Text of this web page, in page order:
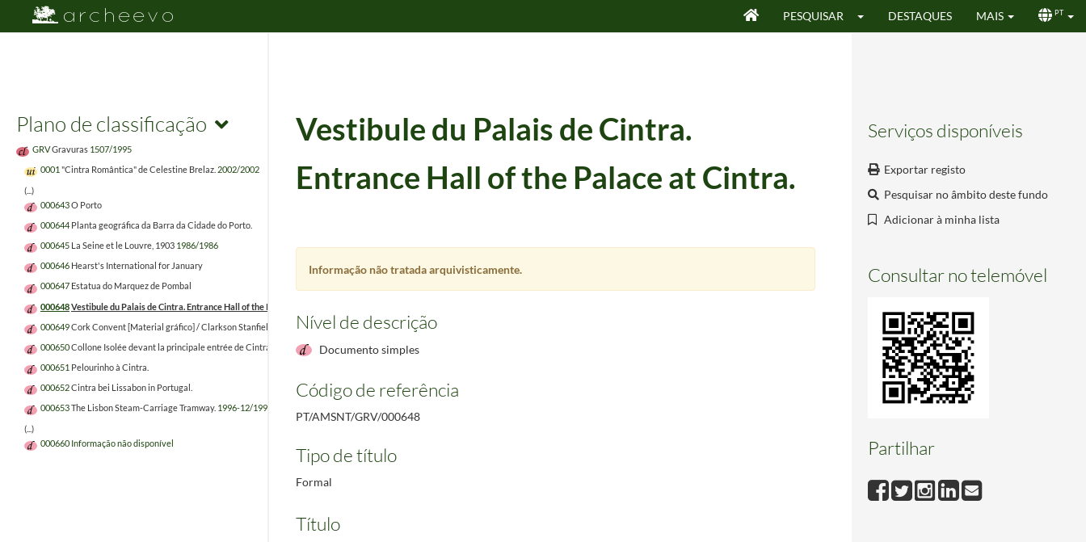
PESQUISAR DESTAQUES MAIS PT
Plano de classificação
GRVGravuras 1507/1995
0001 "Cintra Romântica" de Celestine Brelaz. 2002/2002
(...)
000643O Porto
000644 Planta geográfica da Barra da Cidade do Porto.
000645 La Seine et le Louvre, 1903 1986/1986
000646 Hearst's International for January
000647 Estatua do Marquez de Pombal
000648Vestibule du Palais de Cintra. Entrance Hall of the Palace at Cintra.
000649Cork Convent [Material gráfico] / Clarkson Stanfield . – Londres : J. Murray, 1832. – 1 litografia : papel, col. ; 10 x 15 cm.
000650Collone Isolée devant la principale entrée de Cintra / Column at the principal entrance of Cintra.
000651 Pelourinho à Cintra.
000652Cintra bei Lissabon in Portugal.
000653The Lisbon Steam-Carriage Tramway. 1996-12/1996-12
(...)
000660 Informação não disponível
Serviços disponíveis
Exportar registo
Pesquisar no âmbito deste fundo
Adicionar à minha lista
Consultar no telemóvel
Partilhar
Vestibule du Palais de Cintra.
Entrance Hall of the Palace at Cintra.
Informação não tratada arquivisticamente.
Nível de descrição
Documento simples
Código de referência
PT/AMSNT/GRV/000648
Tipo de título
Formal
Título